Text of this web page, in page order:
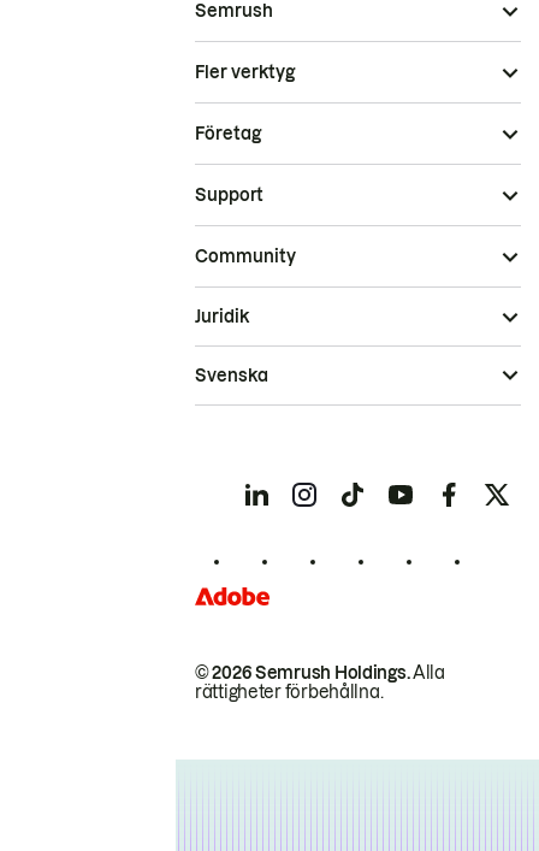
Semrush
Fler verktyg
Företag
Support
Community
© 2026 Semrush Holdings.Alla
rättigheter förbehållna.
Juridik
Svenska